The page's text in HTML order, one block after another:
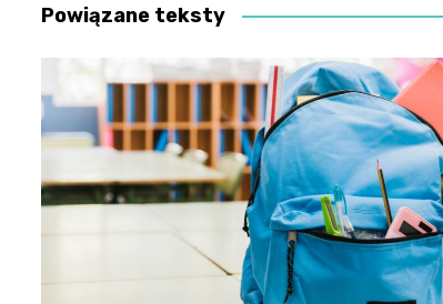
Powiązane teksty